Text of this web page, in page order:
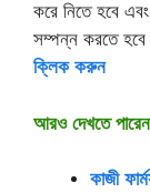
করে নিতে হবে
সম্পন্ন করতে
ক্লিক করুন
আরও দেখতে পারেন
কাজী